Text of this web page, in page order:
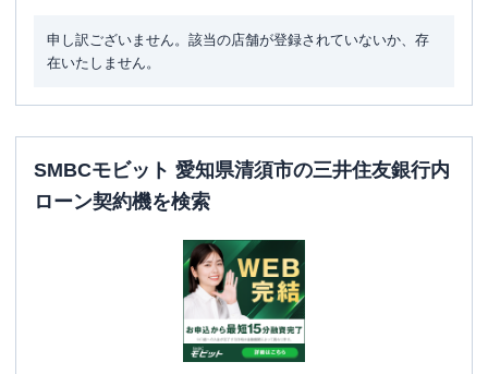
申し訳ございません。該当の店舗が登録されていないか、存
在いたしません。
SMBCモビット 愛知県清須市の三井住友銀行内
ローン契約機を検索